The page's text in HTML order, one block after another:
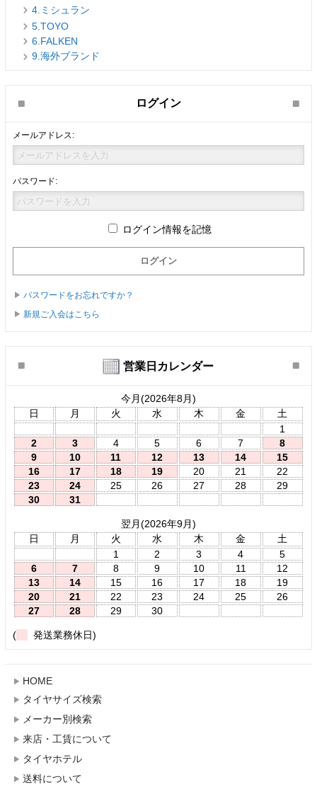
4.ミシュラン
5.TOYO
6.FALKEN
9.海外ブランド
ログイン
メールアドレス:
パスワード:
ログイン情報を記憶
パスワードをお忘れですか？
新規ご入会はこちら
営業日カレンダー
今月(2026年8月)
日
月 火 水 木 金
土
1
2
3 4 5 6 7
8
9
10 11 12 13 14
15
16
17 18 19 20 21
22
23
24 25 26 27 28
29
30
31
翌月(2026年9月)
日
月 火 水 木 金
土
1
2 3 4
5
6
7 8 9 10 11
12
13
14 15 16 17 18
19
20
21 22 23 24 25
26
27
28 29 30
( 発送業務休日)
HOME
タイヤサイズ検索
メーカー別検索
来店・工賃について
タイヤホテル
送料について